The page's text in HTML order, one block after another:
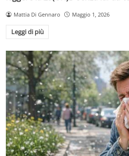
Mattia Di Gennaro Maggio 1, 2026
Leggi di più